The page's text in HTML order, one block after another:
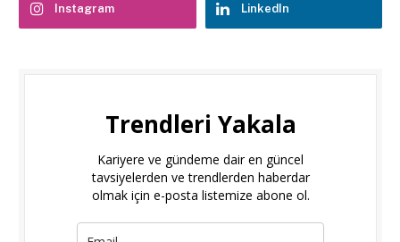
Instagram LinkedIn
Trendleri Yakala
Kariyere ve gündeme dair en güncel
tavsiyelerden ve trendlerden haberdar
olmak için e-posta listemize abone ol.